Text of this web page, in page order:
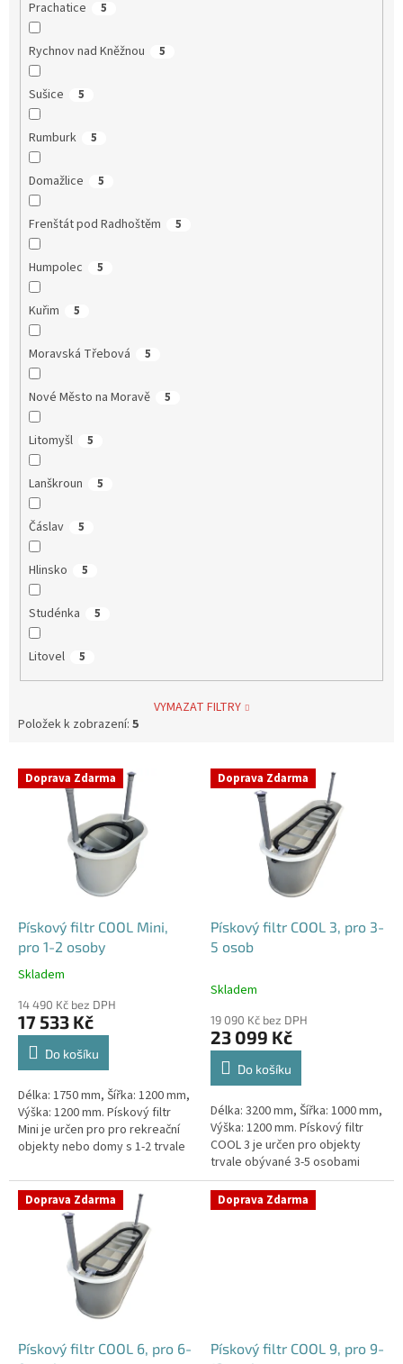
Prachatice 5
Rychnov nad Kněžnou 5
Sušice 5
Rumburk 5
Domažlice 5
Frenštát pod Radhoštěm 5
Humpolec 5
Kuřim 5
Moravská Třebová 5
Nové Město na Moravě 5
Litomyšl 5
Lanškroun 5
Čáslav 5
Hlinsko 5
Studénka 5
Litovel 5
VYMAZAT FILTRY
Položek k zobrazení: 5
V Doprava Zdarma
Pískový filtr COOL Mini,
pro 1-2 osoby
Průměrné
produktu
je
4,1
hvězdiček.
Skladem
14 490 Kč bez DPH
17 533 Kč
Do košíku
Délka: 1750 mm, Šířka: 1200 mm,
Výška: 1200 mm. Pískový filtr
Mini je určen pro pro rekreační
objekty nebo domy s 1-2 trvale
Doprava Zdarma
Pískový filtr COOL 3, pro 3-
5 osob
Skladem
19 090 Kč bez DPH
23 099 Kč
Do košíku
Délka: 3200 mm, Šířka: 1000 mm,
Výška: 1200 mm. Pískový filtr
COOL 3 je určen pro objekty
trvale obývané 3-5 osobami
Český výrobek!
Doprava Zdarma
Pískový filtr COOL 6, pro 6-
Doprava Zdarma
Pískový filtr COOL 9, pro 9-